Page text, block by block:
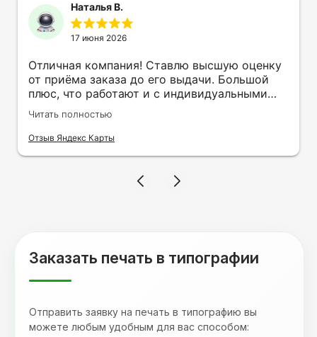
Наталья В.
17 июня 2026
Отличная компания! Ставлю высшую оценку
от приёма заказа до его выдачи. Большой
плюс, что работают и с индивидуальными
заказами. Нелбходимо было нанести принт
на кружку в подарок. Заказ был исполнен
оперативно и ооочень красиво, даже не
терпеливость, отвечала на все мои вопросы.
Читать полностью
Отзыв Яндекс Карты
Заказать печать в типографии
Отправить заявку на печать в типографию вы
можете любым удобным для вас способом: